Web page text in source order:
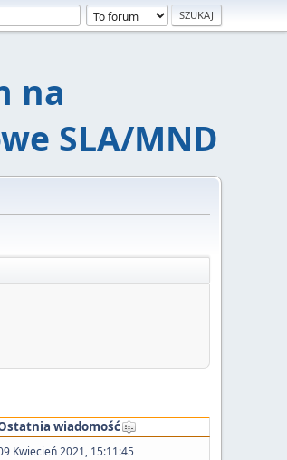
na
SLA/MND
wiadomość
Kwiecień 2021, 15:11:45